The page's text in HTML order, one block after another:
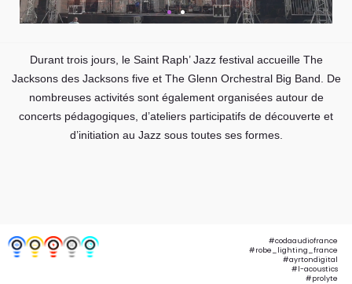
Durant trois jours, le Saint Raph’ Jazz festival accueille The
Jacksons des Jacksons five et The Glenn Orchestral Big Band. De
nombreuses activités sont également organisées autour de
concerts pédagogiques, d’ateliers participatifs de découverte et
d’initiation au Jazz sous toutes ses formes.
#codaaudiofrance
#robe_lighting_france
#ayrtondigital
#l-acoustics
#prolyte